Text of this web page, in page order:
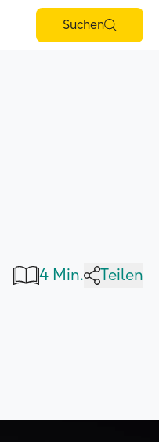
Suchen
4 Min. Teilen